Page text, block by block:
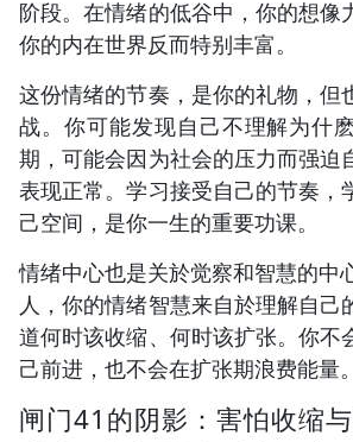
阶段。在情绪的低谷中，你的想像
你的内在世界反而特别丰富。
这份情绪的节奏，是你的礼物，但
战。你可能发现自己不理解为什
期，可能会因为社会的压力而强迫
表现正常。学习接受自己的节奏，
己空间，是你一生的重要功课。
情绪中心也是关於觉察和智慧的中
人，你的情绪智慧来自於理解自己
道何时该收缩、何时该扩张。你不
己前进，也不会在扩张期浪费能量。
闸门41的阴影：害怕收缩